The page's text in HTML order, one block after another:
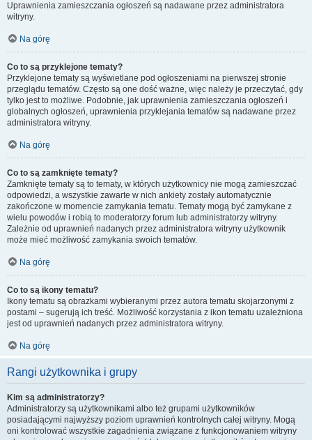
Uprawnienia zamieszczania ogłoszeń są nadawane przez administratora
witryny.
Na górę
Co to są przyklejone tematy?
Przyklejone tematy są wyświetlane pod ogłoszeniami na pierwszej stronie
przeglądu tematów. Często są one dość ważne, więc należy je przeczytać, gdy
tylko jest to możliwe. Podobnie, jak uprawnienia zamieszczania ogłoszeń i
globalnych ogłoszeń, uprawnienia przyklejania tematów są nadawane przez
administratora witryny.
Na górę
Co to są zamknięte tematy?
Zamknięte tematy są to tematy, w których użytkownicy nie mogą zamieszczać
odpowiedzi, a wszystkie zawarte w nich ankiety zostały automatycznie
zakończone w momencie zamykania tematu. Tematy mogą być zamykane z
wielu powodów i robią to moderatorzy forum lub administratorzy witryny.
Zależnie od uprawnień nadanych przez administratora witryny użytkownik
może mieć możliwość zamykania swoich tematów.
Na górę
Co to są ikony tematu?
Ikony tematu są obrazkami wybieranymi przez autora tematu skojarzonymi z
postami – sugerują ich treść. Możliwość korzystania z ikon tematu uzależniona
jest od uprawnień nadanych przez administratora witryny.
Na górę
Rangi użytkownika i grupy
Kim są administratorzy?
Administratorzy są użytkownikami albo też grupami użytkowników
posiadającymi najwyższy poziom uprawnień kontrolnych całej witryny. Mogą
oni kontrolować wszystkie zagadnienia związane z funkcjonowaniem witryny